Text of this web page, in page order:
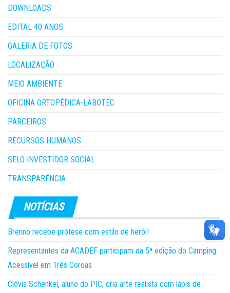
DOWNLOADS
EDITAL 40 ANOS
GALERIA DE FOTOS
LOCALIZAÇÃO
MEIO AMBIENTE
OFICINA ORTOPÉDICA-LABOTEC
PARCEIROS
RECURSOS HUMANOS
SELO INVESTIDOR SOCIAL
TRANSPARÊNCIA
Brenno recebe prótese com estilo de herói!
Representantes da ACADEF participam da 5ª edição do Camping
Acessível em Três Coroas
Clóvis Schenkel, aluno do PIC, cria arte realista com lápis de